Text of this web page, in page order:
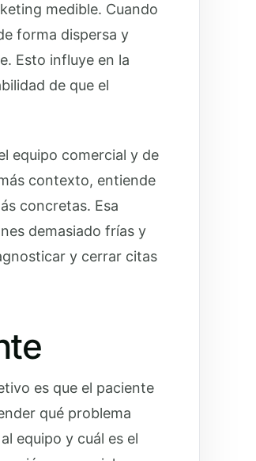
medible. Cuando
forma dispersa y
Esto influye en la
de que el
equipo comercial y de
contexto, entiende
concretas. Esa
demasiado frías y
y cerrar citas
es que el paciente
qué problema
equipo y cuál es el